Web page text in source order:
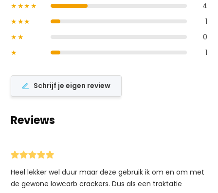
★★★★
4
★★★
1
★★
0
★
1
Schrijf je eigen review
Reviews
Heel lekker wel duur maar deze gebruik ik om en om met
de gewone lowcarb crackers. Dus als een traktatie